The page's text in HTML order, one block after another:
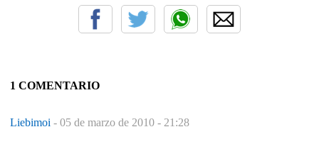
1 COMENTARIO
Liebimoi - 05 de marzo de 2010 - 21:28